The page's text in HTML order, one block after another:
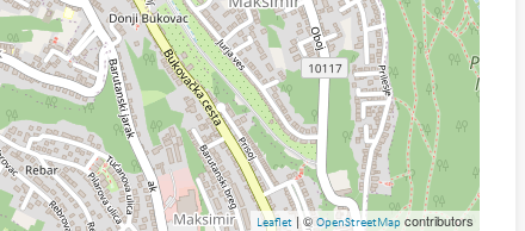
Leaflet| © OpenStreetMapcontributors